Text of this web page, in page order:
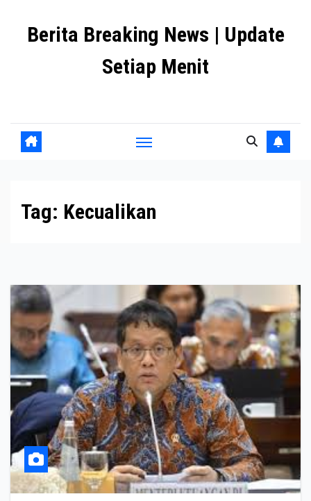
Berita Breaking News | Update
Setiap Menit
Tag: Kecualikan